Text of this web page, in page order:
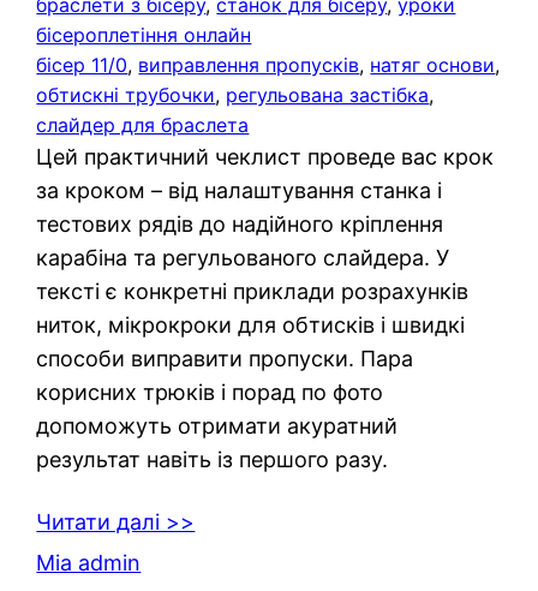
бісероплетіння онлайн
бісер 11/0, виправлення пропусків, натяг основи
обтискні трубочки, регульована застібка
слайдер для браслета
Цей практичний чеклист проведе вас крок
за кроком – від налаштування станка і
тестових рядів до надійного кріплення
карабіна та регульованого слайдера. У
тексті є конкретні приклади розрахунків
ниток, мікрокроки для обтисків і швидкі
способи виправити пропуски. Пара
корисних трюків і порад по фото
допоможуть отримати акуратний
результат навіть із першого разу.
Читати далі >>
Mia admin